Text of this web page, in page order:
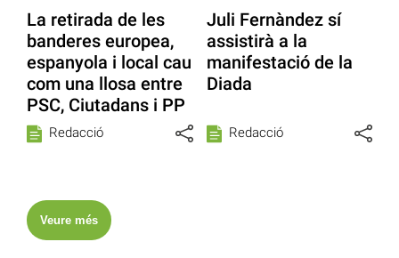
La retirada de les
banderes europea,
espanyola i local cau
com una llosa entre
PSC, Ciutadans i PP
Redacció
Juli Fernàndez sí
assistirà a la
manifestació de la
Diada
Redacció
Veure més